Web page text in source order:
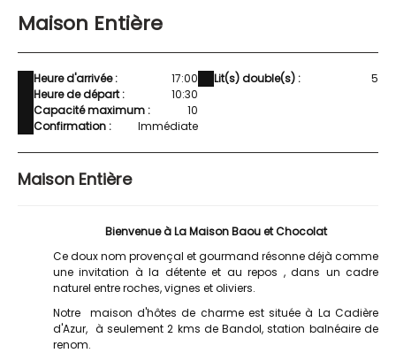
Maison Entière
Heure d'arrivée :
17:00
Heure de départ :
10:30
Capacité maximum :
10
Confirmation :
Immédiate
Lit(s) double(s) : 5
Maison Entière
Bienvenue à La Maison Baou et Chocolat
Ce doux nom provençal et gourmand résonne déjà comme
une invitation à la détente et au repos , dans un cadre
naturel entre roches, vignes et oliviers.
Notre maison d'hôtes de charme est située à La Cadière
d'Azur, à seulement 2 kms de Bandol, station balnéaire de
renom.